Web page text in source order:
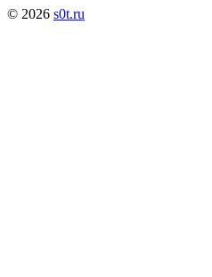
© 2026 s0t.ru